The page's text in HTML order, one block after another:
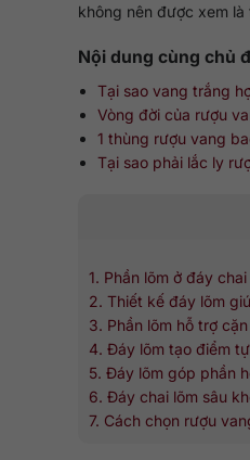
không nên được xem
Nội dung cùng chủ
Tại sao vang trắng
Vòng đời của rượu
1 thùng rượu vang
Tại sao phải lắc ly
1. Phần lõm ở đáy
2. Thiết kế đáy lõm
3. Phần lõm hỗ trợ
4. Đáy lõm tạo điểm
5. Đáy lõm góp phần
6. Đáy chai lõm sâu
7. Cách chọn rượu